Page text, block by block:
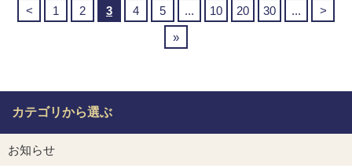
< 1 2 3 4 5 ... 10 20 30 ...
>
»
カテゴリから選ぶ
お知らせ